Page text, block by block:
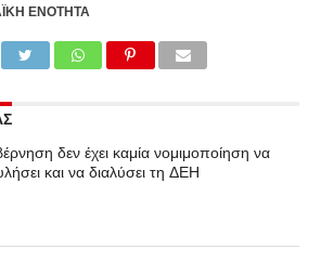
ΕΝΌΤΗΤΑ
δεν έχει καμία νομιμοποίηση να
και να διαλύσει τη ΔΕΗ